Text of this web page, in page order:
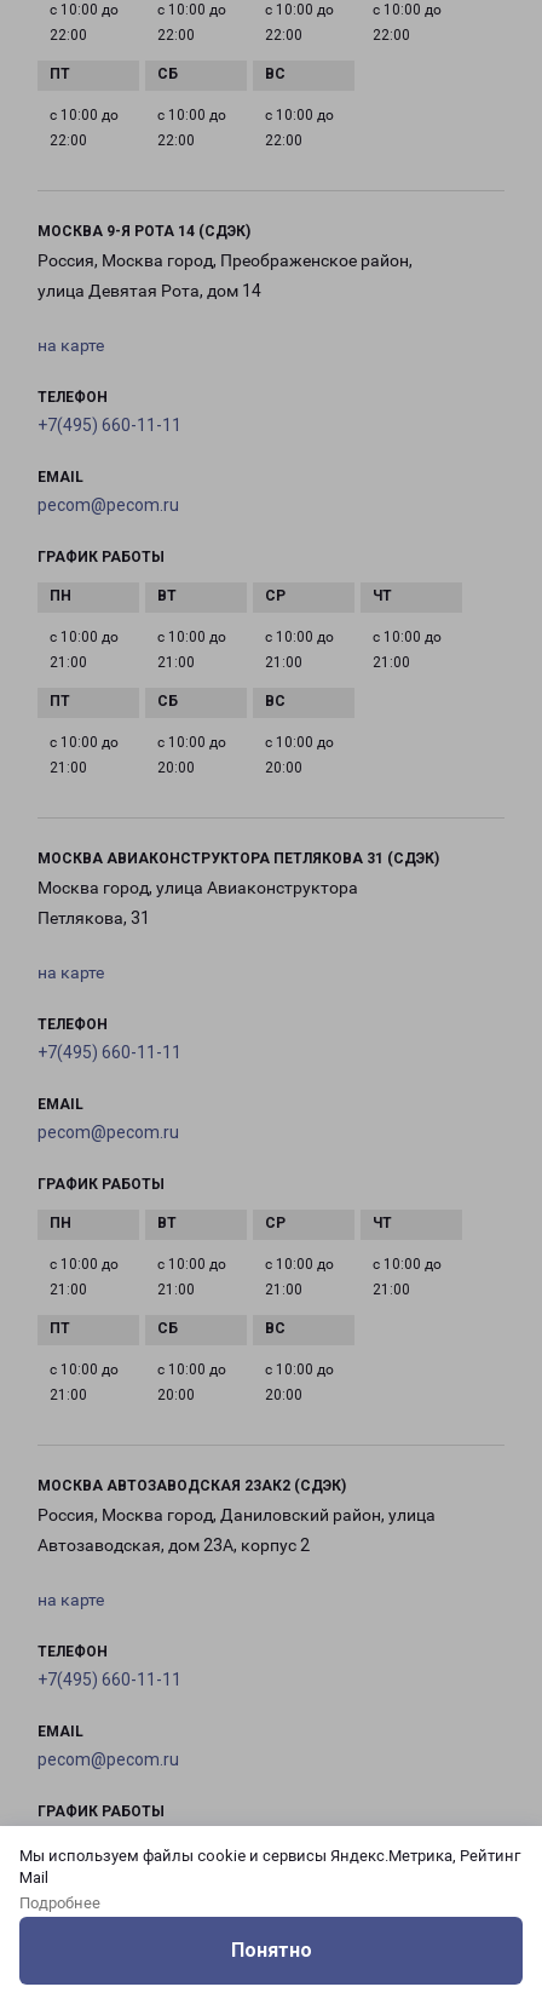
Мы используем файлы cookie и сервисы Яндекс.Метрика, Рейтинг
Mail
Подробнее
Понятно
с 10:00 до
22:00
с 10:00 до
22:00
с 10:00 до
22:00
с 10:00 до
22:00
с 10:00 до
22:00
с 10:00 до
22:00
с 10:00 до
22:00
МОСКВА 9-Я РОТА 14 (СДЭК)
Россия, Москва город, Преображенское район,
улица Девятая Рота, дом 14
на карте
ТЕЛЕФОН
+7(495) 660-11-11
EMAIL
pecom@pecom.ru
ГРАФИК РАБОТЫ
с 10:00 до
21:00
с 10:00 до
21:00
с 10:00 до
21:00
с 10:00 до
21:00
с 10:00 до
21:00
с 10:00 до
20:00
с 10:00 до
20:00
МОСКВА АВИАКОНСТРУКТОРА ПЕТЛЯКОВА 31 (СДЭК)
Москва город, улица Авиаконструктора
Петлякова, 31
на карте
ТЕЛЕФОН
+7(495) 660-11-11
EMAIL
pecom@pecom.ru
ГРАФИК РАБОТЫ
с 10:00 до
21:00
с 10:00 до
21:00
с 10:00 до
21:00
с 10:00 до
21:00
с 10:00 до
21:00
с 10:00 до
20:00
с 10:00 до
20:00
МОСКВА АВТОЗАВОДСКАЯ 23АК2 (СДЭК)
Россия, Москва город, Даниловский район, улица
Автозаводская, дом 23А, корпус 2
на карте
ТЕЛЕФОН
+7(495) 660-11-11
EMAIL
pecom@pecom.ru
ГРАФИК РАБОТЫ
21:00
21:00
21:00
21:00